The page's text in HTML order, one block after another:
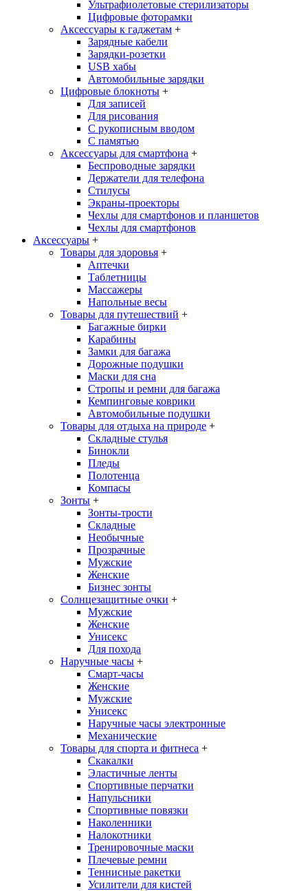
Ультрафиолетовые стерилизаторы
Цифровые фоторамки
Аксессуары к гаджетам +
Зарядные кабели
Зарядки-розетки
USB хабы
Автомобильные зарядки
Цифровые блокноты +
Для записей
Для рисования
С рукописным вводом
С памятью
Аксессуары для смартфона +
Беспроводные зарядки
Держатели для телефона
Стилусы
Экраны-проекторы
Чехлы для смартфонов и планшетов
Чехлы для смартфонов
Аксессуары +
Товары для здоровья +
Аптечки
Таблетницы
Массажеры
Напольные весы
Товары для путешествий +
Багажные бирки
Карабины
Замки для багажа
Дорожные подушки
Маски для сна
Стропы и ремни для багажа
Кемпинговые коврики
Автомобильные подушки
Товары для отдыха на природе +
Складные стулья
Бинокли
Пледы
Полотенца
Компасы
Зонты +
Зонты-трости
Складные
Необычные
Прозрачные
Мужские
Женские
Бизнес зонты
Солнцезащитные очки +
Мужские
Женские
Унисекс
Для похода
Наручные часы +
Смарт-часы
Женские
Мужские
Унисекс
Наручные часы электронные
Механические
Товары для спорта и фитнеса +
Скакалки
Эластичные ленты
Спортивные перчатки
Напульсники
Спортивные повязки
Наколенники
Налокотники
Тренировочные маски
Плечевые ремни
Теннисные ракетки
Усилители для кистей